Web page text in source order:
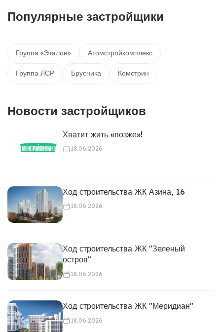
Популярные застройщики
Группа «Эталон» Атомстройкомплекс
Группа ЛСР Брусника Комстрин
Новости застройщиков
Хватит жить «позже»!
18.06.2026
Ход строительства ЖК Азина, 16
18.06.2026
Ход строительства ЖК "Зеленый
остров"
18.06.2026
Ход строительства ЖК "Меридиан"
18.06.2026